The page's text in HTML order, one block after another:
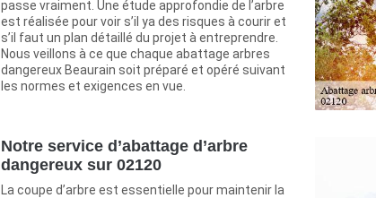
passe vraiment. Une étude approfondie de l’arbre
est réalisée pour voir s’il ya des risques à courir et
s’il faut un plan détaillé du projet à entreprendre.
Nous veillons à ce que chaque abattage arbres
dangereux Beaurain soit préparé et opéré suivant
les normes et exigences en vue.
Notre service d’abattage d’arbre
dangereux sur 02120
La coupe d’arbre est essentielle pour maintenir la